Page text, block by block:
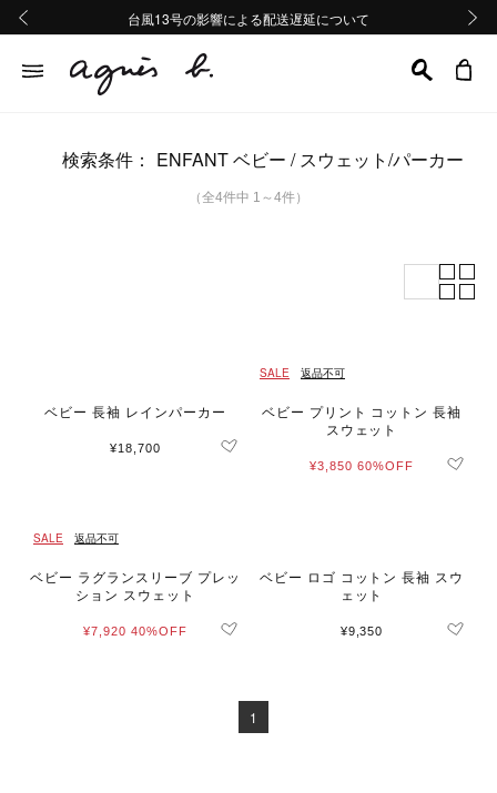
熊本地域地震の影響による配送遅延について
Summer Sale 2buy10%OFF!!
台風13号の影響による配送遅延について
熊本地域地震の影響による配送遅延について
Summer Sale 2buy10%OFF!!
検索条件： ENFANT ベビー スウェット/パーカー
（全4件中 1～4件）
ベビー 長袖 レインパーカー
¥18,700
SALE 返品不可
ベビー プリント コットン 長袖
スウェット
¥3,850 60%OFF
SALE 返品不可
ベビー ラグランスリーブ プレッ
ション スウェット
¥7,920 40%OFF
ベビー ロゴ コットン 長袖 スウ
ェット
¥9,350
1